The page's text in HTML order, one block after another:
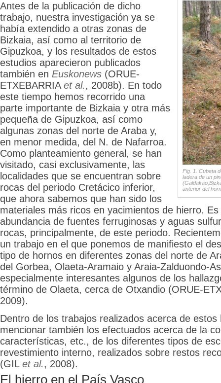
Fig. 1. Cubeta
ladera de un
anterior del
Antes de la publicación de dicho
trabajo, nuestra investigación ya se
había extendido a otras zonas de
Bizkaia, así como al territorio de
Gipuzkoa, y los resultados de estos
estudios aparecieron publicados
también en Euskonews (ORUE-
ETXEBARRIA et al., 2008b). En todo
este tiempo hemos recorrido una
parte importante de Bizkaia y otra más
pequeña de Gipuzkoa, así como
algunas zonas del norte de Araba y,
en menor medida, del N. de Nafarroa.
Como planteamiento general, se han
visitado, casi exclusivamente, las
localidades que se encuentran sobre
rocas del periodo Cretácico inferior,
que ahora sabemos que han sido los
materiales más ricos en yacimientos de hierro.
abundancia de fuentes ferruginosas y aguas
rocas, principalmente, de este periodo.
un trabajo en el que ponemos de manifiesto el
tipo de hornos en diferentes zonas del norte de
del Gorbea, Olaeta-Aramaio y Araia-Zalduondo-
especialmente interesantes algunos de los
término de Olaeta, cerca de Otxandio (ORUE-
2009).
Dentro de los trabajos realizados acerca de estos
mencionar también los efectuados acerca de la
características, etc., de los diferentes tipos de
revestimiento interno, realizados sobre restos
(GIL et al., 2008).
El hierro en el País Vasco